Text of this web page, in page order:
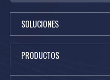
SOLUCIONES
PRODUCTOS